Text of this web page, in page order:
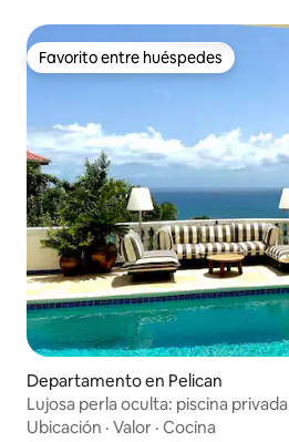
Favorito entre huéspedes
Favorito entre huéspedes
Departamento en Pelican
Lujosa perla oculta: piscina privada
Ubicación · Valor · Cocina